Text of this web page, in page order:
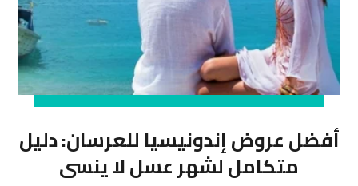
أفضل عروض إندونيسيا للعرسان: دليل
متكامل لشهر عسل لا ينسى